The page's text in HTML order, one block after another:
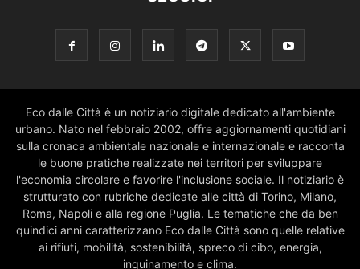
Eco dalle Città è un notiziario digitale dedicato all'ambiente
urbano. Nato nel febbraio 2002, offre aggiornamenti quotidiani
sulla cronaca ambientale nazionale e internazionale e racconta
le buone pratiche realizzate nei territori per sviluppare
l'economia circolare e favorire l'inclusione sociale. Il notiziario è
strutturato con rubriche dedicate alle città di Torino, Milano,
Roma, Napoli e alla regione Puglia. Le tematiche che da ben
quindici anni caratterizzano Eco dalle Città sono quelle relative
ai rifiuti, mobilità, sostenibilità, spreco di cibo, energia,
inquinamento e clima.